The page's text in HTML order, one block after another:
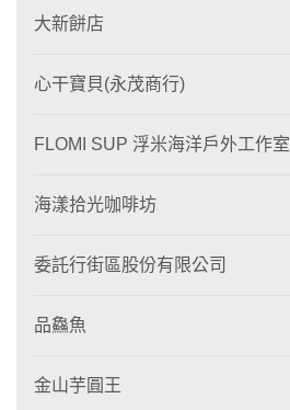
大新餅店
心干寶貝(永茂商行)
FLOMI SUP 浮米海洋戶外工作室
海漾拾光咖啡坊
委託行街區股份有限公司
品鱻魚
金山芋圓王